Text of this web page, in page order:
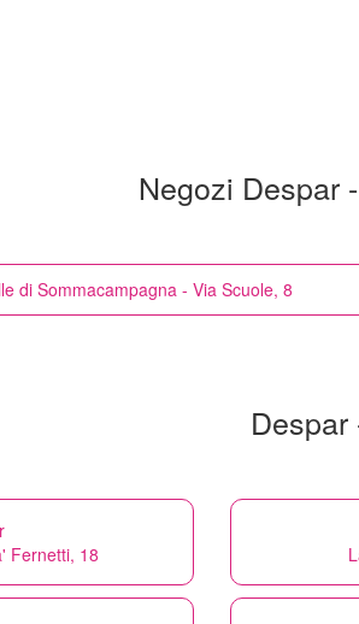
Negozi Despar
di Sommacampagna - Via Scuole, 8
Fernetti, 18